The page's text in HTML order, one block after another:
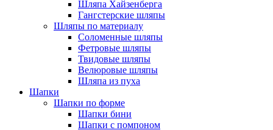
Шляпа Хайзенберга
Гангстерские шляпы
Шляпы по материалу
Соломенные шляпы
Фетровые шляпы
Твидовые шляпы
Велюровые шляпы
Шляпа из пуха
Шапки
Шапки по форме
Шапки бини
Шапки с помпоном